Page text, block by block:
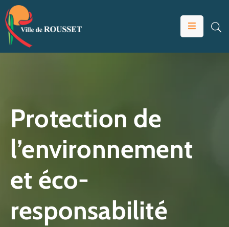
VOTRE
ÉDUCATION
ET
JEUNESSE
SOLIDARITÉS
ANIMATION
Protection de
l’environnement
et éco-
responsabilité